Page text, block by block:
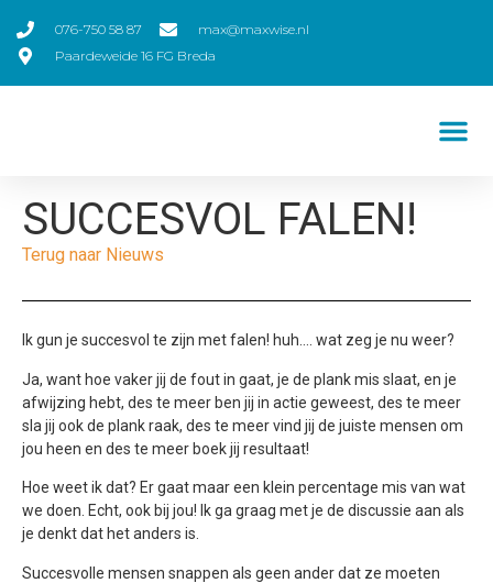
076-750 58 87
max@maxwise.nl
Paardeweide 16 FG Breda
SUCCESVOL FALEN!
Terug naar Nieuws
Ik gun je succesvol te zijn met falen! huh…. wat zeg je nu weer?
Ja, want hoe vaker jij de fout in gaat, je de plank mis slaat, en je
afwijzing hebt, des te meer ben jij in actie geweest, des te meer
sla jij ook de plank raak, des te meer vind jij de juiste mensen om
jou heen en des te meer boek jij resultaat!
Hoe weet ik dat? Er gaat maar een klein percentage mis van wat
we doen. Echt, ook bij jou! Ik ga graag met je de discussie aan als
je denkt dat het anders is.
Succesvolle mensen snappen als geen ander dat ze moeten